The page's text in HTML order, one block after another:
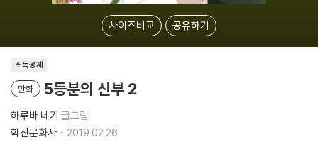
사이즈비교 공유하기
소득공제
만화 5등분의 신부 2
하루바 네기 글그림
학산문화사
2019.02.26.